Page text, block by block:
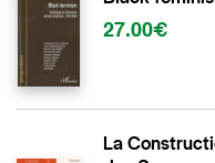
27.00€
La